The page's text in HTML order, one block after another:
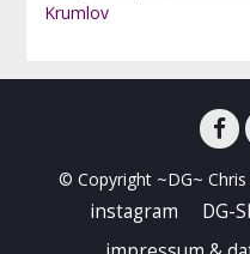
Krumlov
© Copyright ~DG~
instagram DG-